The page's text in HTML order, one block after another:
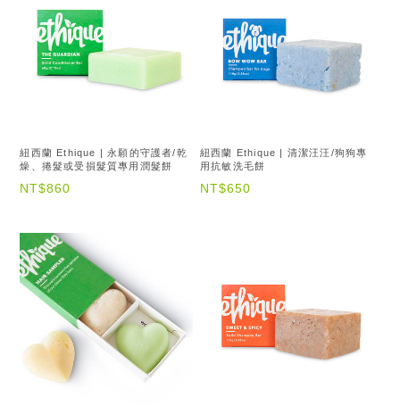
紐西蘭 Ethique | 永願的守護者/乾
燥、捲髮或受損髮質專用潤髮餅
NT$860
紐西蘭 Ethique | 清潔汪汪/狗狗專
用抗敏洗毛餅
NT$650